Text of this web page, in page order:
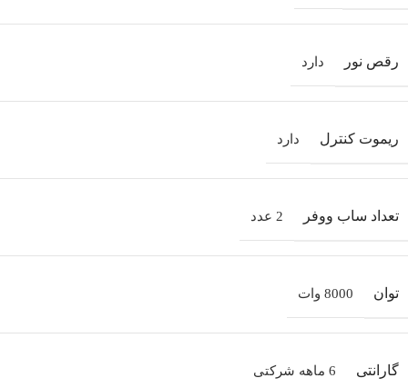
رقص نور دارد
ریموت کنترل دارد
تعداد ساب‌ ووفر 2 عدد
توان 8000 وات
گارانتی 6 ماهه شرکتی